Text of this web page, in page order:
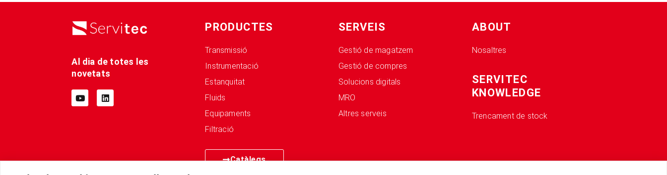
Al dia de totes les
novetats
PRODUCTES
Transmissió
Instrumentació
Estanquitat
Fluids
Equipaments
Filtració
Catàlegs
SERVEIS
Gestió de magatzem
Gestió de compres
Solucions digitals
MRO
Altres serveis
ABOUT
Nosaltres
SERVITEC
KNOWLEDGE
Trencament de stock